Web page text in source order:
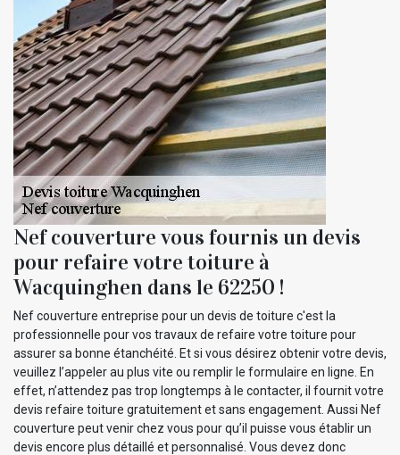
Nef couverture vous fournis un devis
pour refaire votre toiture à
Wacquinghen dans le 62250 !
Nef couverture entreprise pour un devis de toiture c'est la
professionnelle pour vos travaux de refaire votre toiture pour
assurer sa bonne étanchéité. Et si vous désirez obtenir votre devis,
veuillez l’appeler au plus vite ou remplir le formulaire en ligne. En
effet, n’attendez pas trop longtemps à le contacter, il fournit votre
devis refaire toiture gratuitement et sans engagement. Aussi Nef
couverture peut venir chez vous pour qu’il puisse vous établir un
devis encore plus détaillé et personnalisé. Vous devez donc